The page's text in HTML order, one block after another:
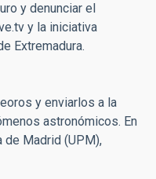
y denunciar el
y la iniciativa
Extremadura.
y enviarlos a la
astronómicos. En
de Madrid (UPM),